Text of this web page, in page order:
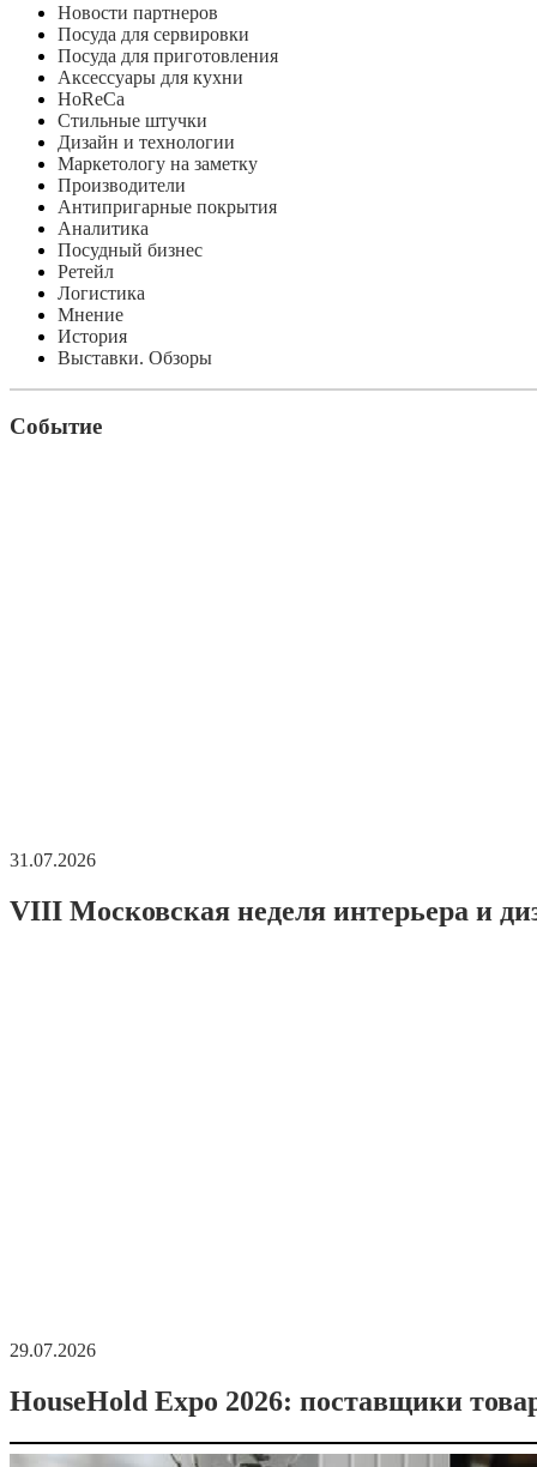
Новости партнеров
Посуда для сервировки
Посуда для приготовления
Аксессуары для кухни
HoReCa
Стильные штучки
Дизайн и технологии
Маркетологу на заметку
Производители
Антипригарные покрытия
Аналитика
Посудный бизнес
Ретейл
Логистика
Мнение
История
Выставки. Обзоры
Событие
31.07.2026
VIII Московская неделя интерьера и
29.07.2026
HouseHold Expo 2026: поставщики